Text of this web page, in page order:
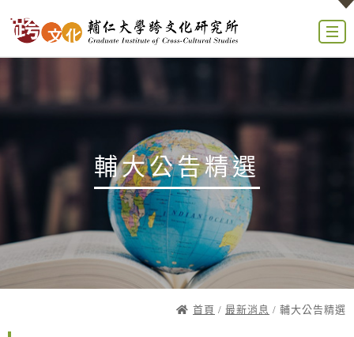
輔大公告精選
首頁 / 最新消息 / 輔大公告精選